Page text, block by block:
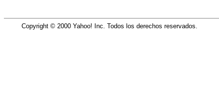
Copyright © 2000 Yahoo! Inc. Todos los derechos reservados.